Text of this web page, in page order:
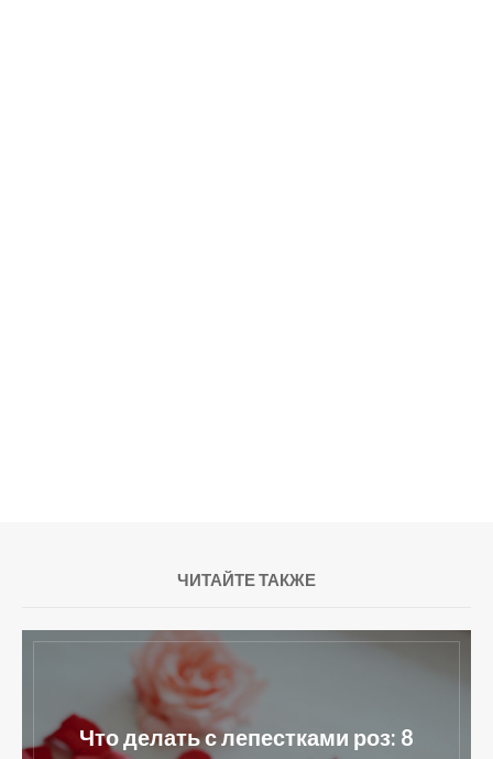
ЧИТАЙТЕ ТАКЖЕ
Что делать с лепестками роз: 8